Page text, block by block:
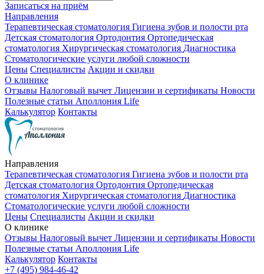
Записаться на приём
Направления
Терапевтическая стоматология Гигиена зубов и полости рта
Детская стоматология Ортодонтия Ортопедическая
стоматология Хирургическая стоматология Диагностика
Стоматологические услуги любой сложности
Цены Специалисты Акции и скидки
О клинике
Отзывы Налоговый вычет Лицензии и сертификаты Новости
Полезные статьи Аполлония Life
Калькулятор Контакты
Направления
Терапевтическая стоматология Гигиена зубов и полости рта
Детская стоматология Ортодонтия Ортопедическая
стоматология Хирургическая стоматология Диагностика
Стоматологические услуги любой сложности
Цены Специалисты Акции и скидки
О клинике
Отзывы Налоговый вычет Лицензии и сертификаты Новости
Полезные статьи Аполлония Life
Калькулятор Контакты
+7 (495) 984-46-42